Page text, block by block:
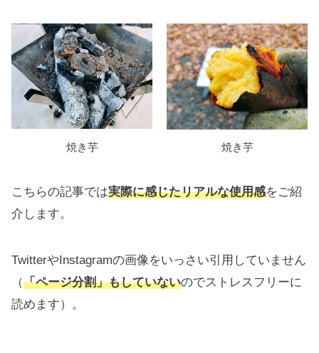
焼き芋 焼き芋
こちらの記事では実際に感じたリアルな使用感をご紹
介します。
TwitterやInstagramの画像をいっさい引用していません
（「ページ分割」もしていないのでストレスフリーに
読めます）。